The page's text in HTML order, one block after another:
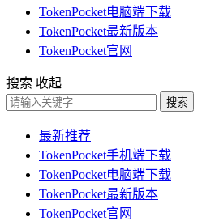
TokenPocket电脑端下载
TokenPocket最新版本
TokenPocket官网
搜索 收起
搜索
最新推荐
TokenPocket手机端下载
TokenPocket电脑端下载
TokenPocket最新版本
TokenPocket官网